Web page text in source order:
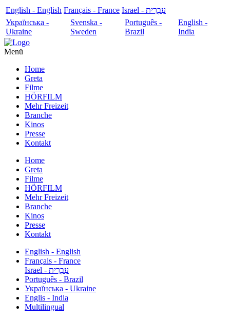
English - English Français - France
עִבְרִית - Israel
Українська -
Ukraine
Svenska -
Sweden
Português -
Brazil
English -
India
Menü
Home
Greta
Filme
HÖRFILM
Mehr Freizeit
Branche
Kinos
Presse
Kontakt
Home
Greta
Filme
HÖRFILM
Mehr Freizeit
Branche
Kinos
Presse
Kontakt
English - English
Français - France
עִבְרִית - Israel
Português - Brazil
Українська - Ukraine
Englis - India
Multilingual